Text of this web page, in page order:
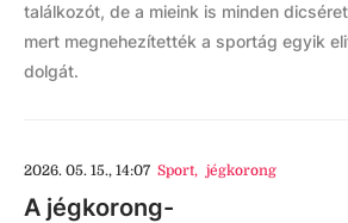
találkozót, de a mieink is minden
mert megnehezítették a sportág egyik
dolgát.
2026. 05. 15., 14:07 Sport, jégkorong
A jégkorong-